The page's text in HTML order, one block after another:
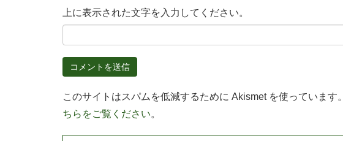
上に表示された文字を入力してください。
このサイトはスパムを低減するために Akismet を使っています。
ちらをご覧ください。